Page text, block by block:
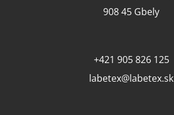
908 45 Gbely
+421 905 826 125
labetex@labetex.sk